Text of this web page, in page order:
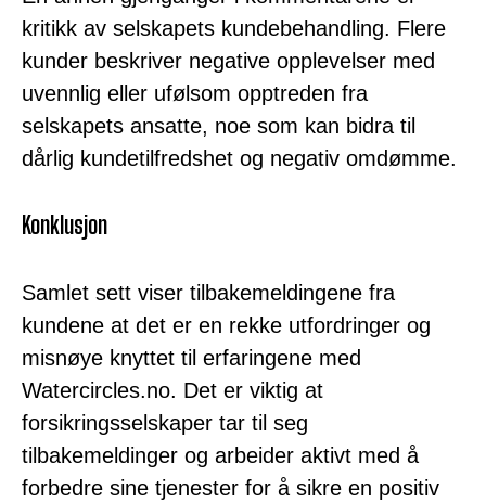
kritikk av selskapets kundebehandling. Flere
kunder beskriver negative opplevelser med
uvennlig eller ufølsom opptreden fra
selskapets ansatte, noe som kan bidra til
dårlig kundetilfredshet og negativ omdømme.
Konklusjon
Samlet sett viser tilbakemeldingene fra
kundene at det er en rekke utfordringer og
misnøye knyttet til erfaringene med
Watercircles.no. Det er viktig at
forsikringsselskaper tar til seg
tilbakemeldinger og arbeider aktivt med å
forbedre sine tjenester for å sikre en positiv